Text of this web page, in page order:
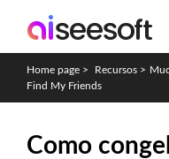
Home page > Recursos >
Find My Friends
Como